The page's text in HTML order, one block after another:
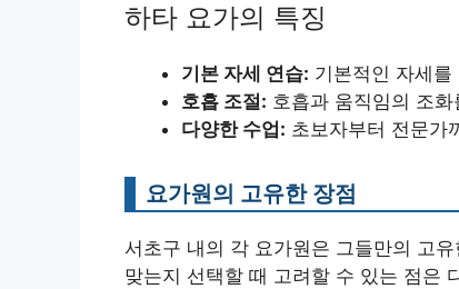
하타 요가의 특징
기본 자세 연습: 기본적인 자세
호흡 조절: 호흡과 움직임의 조
다양한 수업: 초보자부터 전문가
요가원의 고유한 장점
서초구 내의 각 요가원은 그들만의 고
맞는지 선택할 때 고려할 수 있는 점은